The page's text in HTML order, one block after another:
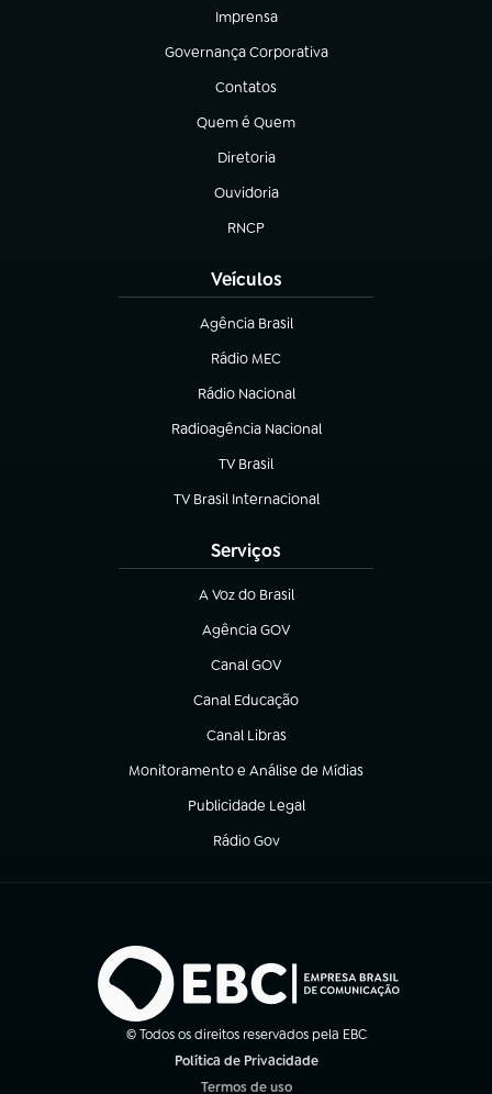
Imprensa
(abre em nova aba)
Governança Corporativa
(abre em nova aba)
Contatos
(abre em nova aba)
Quem é Quem
(abre em nova aba)
Diretoria
(abre em nova aba)
Ouvidoria
(abre em nova aba)
RNCP
(abre em nova aba)
Veículos
Agência Brasil
(abre em nova aba)
Rádio MEC
(abre em nova aba)
Rádio Nacional
Radioagência Nacional
(abre em nova aba)
TV Brasil
(abre em nova aba)
TV Brasil Internacional
(abre em nova aba)
Serviços
A Voz do Brasil
(abre em nova aba)
Agência GOV
(abre em nova aba)
Canal GOV
(abre em nova aba)
Canal Educação
(abre em nova aba)
Canal Libras
(abre em nova aba)
Monitoramento e Análise de Mídias
(abre em nova aba)
Publicidade Legal
(abre em nova aba)
Rádio Gov
(abre em nova aba)
© Todos os direitos reservados pela EBC
Política de Privacidade
Termos de uso